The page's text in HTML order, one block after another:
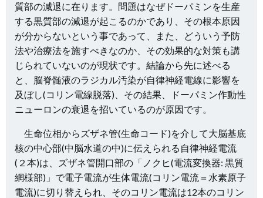
質部の減退に在ります。問題はなぜドーパミンを生産
する黒質部の減退が起こるのかであり、その根本原因
が分からないという事であって、また、どういう予防
法や治療法を施すべきなのか、その効果的な対策も講
じられていないのが現状です。結論から先に述べる
と、脳脊髄液のラジカル汚染が自律神経電線に影響を
及ぼし(コリン電線脱落)、その結果、ドーパミン作動性
ニューロンの衰退を招いているのが原因です。
生命位相からズザネ管(生命コード)を介して大脳基底
核の中心部(中脳水道の中)に伝えられる自律神経電流
(２本)は、ズザネ管開口部の「ノクヒ(電流変換器: 黒質
網様部)」で電子電流が生体電流(コリン電流＝水素原子
電流)に切り替えられ、そのコリン電流は12本のコリン